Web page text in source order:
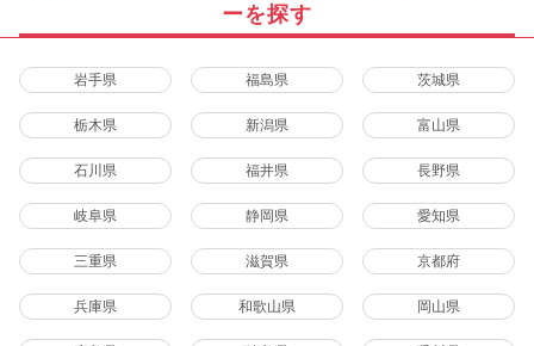
ーを探す
岩手県 福島県 茨城県
栃木県 新潟県 富山県
石川県 福井県 長野県
岐阜県 静岡県 愛知県
三重県 滋賀県 京都府
兵庫県 和歌山県 岡山県